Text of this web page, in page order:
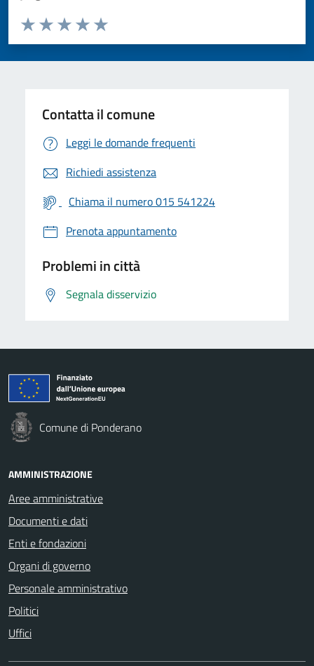
Valuta da 1 a 5 stelle la pagina
Valuta 5 stelle su 5
Valuta 4 stelle su 5
Valuta 3 stelle su 5
Valuta 2 stelle su 5
Valuta 1 stelle su 5
Contatta il comune
Leggi le domande frequenti
Richiedi assistenza
Chiama il numero 015 541224
Prenota appuntamento
Problemi in città
Segnala disservizio
Comune di Ponderano
AMMINISTRAZIONE
Aree amministrative
Documenti e dati
Enti e fondazioni
Organi di governo
Personale amministrativo
Politici
Uffici